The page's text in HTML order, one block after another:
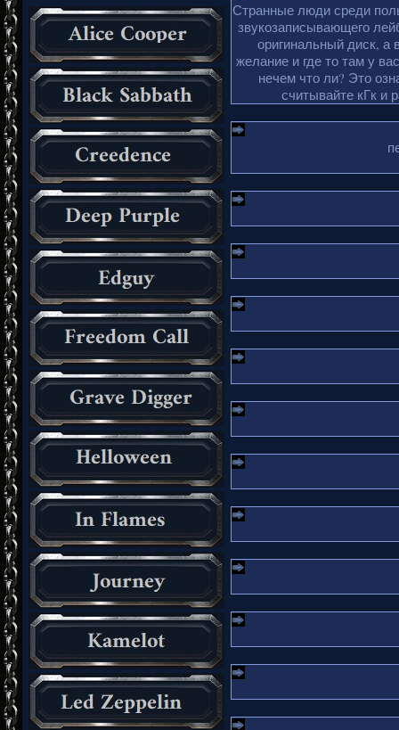
Странные люди среди
звукозаписывающего
оригинальный диск, а
желание и где то там у
нечем что ли? Это
считывайте кГк и